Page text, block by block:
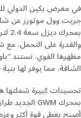
جريت وول موتورز عن
والقدرة على التحمل،
مظهرها القوي. تستند
الشاقة، مما يوفر لها
تحسينات كبيرة شملتها